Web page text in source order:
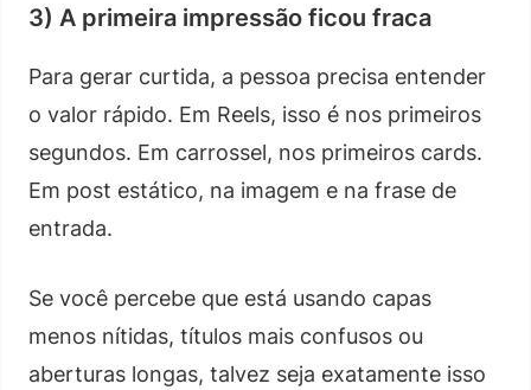
3) A primeira impressão ficou fraca
Para gerar curtida, a pessoa precisa entender
o valor rápido. Em Reels, isso é nos primeiros
segundos. Em carrossel, nos primeiros cards.
Em post estático, na imagem e na frase de
entrada.
Se você percebe que está usando capas
menos nítidas, títulos mais confusos ou
aberturas longas, talvez seja exatamente isso